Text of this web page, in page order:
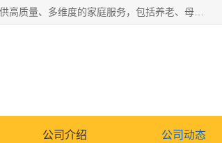
深圳市柏林家政有限公司是一家服务于深圳市民的专业家政公司。致力于为客户提供高质量、多维度的家庭服务，包括养老、母婴、月嫂育婴早教、康复理疗、家电清洗和保洁等方面的专业服务。
公司介绍 公司动态